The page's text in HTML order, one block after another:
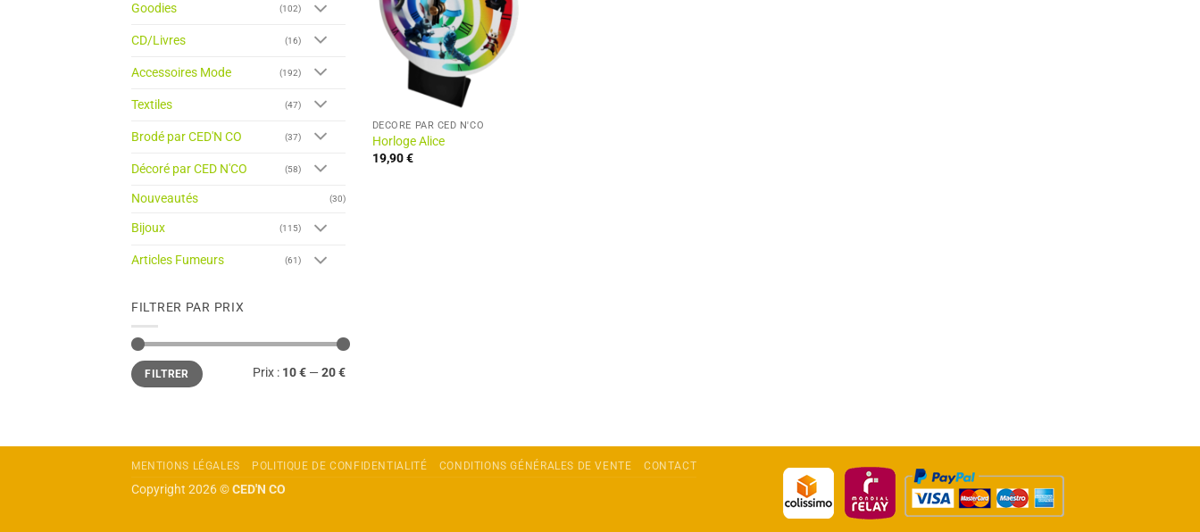
Goodies (102)
CD/Livres (16)
Accessoires Mode (192)
Textiles (47)
Brodé par CED'N CO (37)
Décoré par CED N'CO (58)
Nouveautés (30)
Bijoux (115)
Articles Fumeurs (61)
FILTRER PAR PRIX
Prix
min
Prix
maxFILTRER Prix : 10 € — 20 €
DÉCORÉ PAR CED N'CO
Horloge Alice
19,90€
MENTIONS LÉGALES POLITIQUE DE CONFIDENTIALITÉ CONDITIONS GÉNÉRALES DE VENTE CONTACT
Copyright 2026 ©CED'N CO